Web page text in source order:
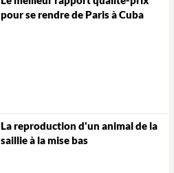
pour se rendre de Paris à Cuba
La reproduction d'un animal de la
saillie à la mise bas